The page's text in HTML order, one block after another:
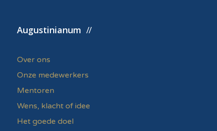
Augustinianum
Over ons
Onze medewerkers
Mentoren
Wens, klacht of idee
Het goede doel